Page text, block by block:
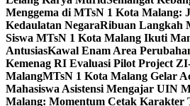
Menggema di MTsN 1 Kota Malang:
Kedaulatan NegaraRibuan Langkah
Siswa MTsN 1 Kota Malang Ikuti
AntusiasKawal Enam Area
Kemenag RI Evaluasi Pilot Project
MalangMTsN 1 Kota Malang Gelar
Mahasiswa Asistensi Mengajar UIN
Malang: Momentum Cetak Karakter